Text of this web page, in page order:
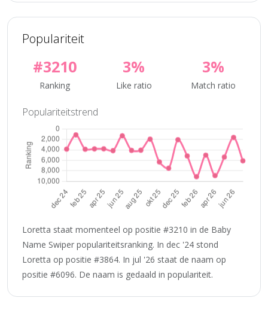
Populariteit
#3210
Ranking
3%
Like ratio
3%
Match ratio
Populariteitstrend
Loretta staat momenteel op positie #3210 in de Baby
Name Swiper populariteitsranking. In dec '24 stond
Loretta op positie #3864. In jul '26 staat de naam op
positie #6096. De naam is gedaald in populariteit.